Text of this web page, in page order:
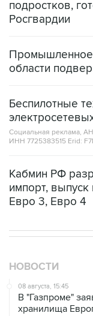
подростков,
Росгвардии
Промышленное
области
Беспилотные
Социальная реклама,
ИНН 7725383515 Erid:
Кабмин РФ
импорт,
Евро 3, Евро 4
НОВОСТИ
08 августа, 15:45
В "Газпроме"
хранилища